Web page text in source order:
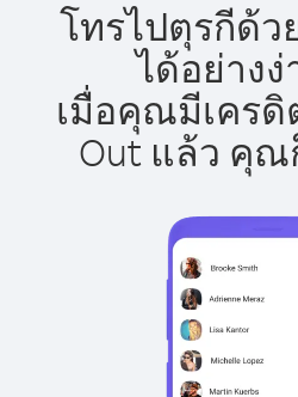
โทรไปตุรกีด้ว
ได้อย่าง
เมื่อคุณมีเครดิ
Out แล้ว คุณ